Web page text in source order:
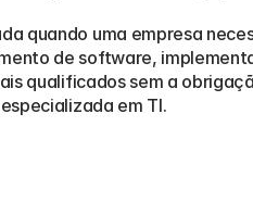
quando uma empresa
de software,
qualificados sem a
em TI.